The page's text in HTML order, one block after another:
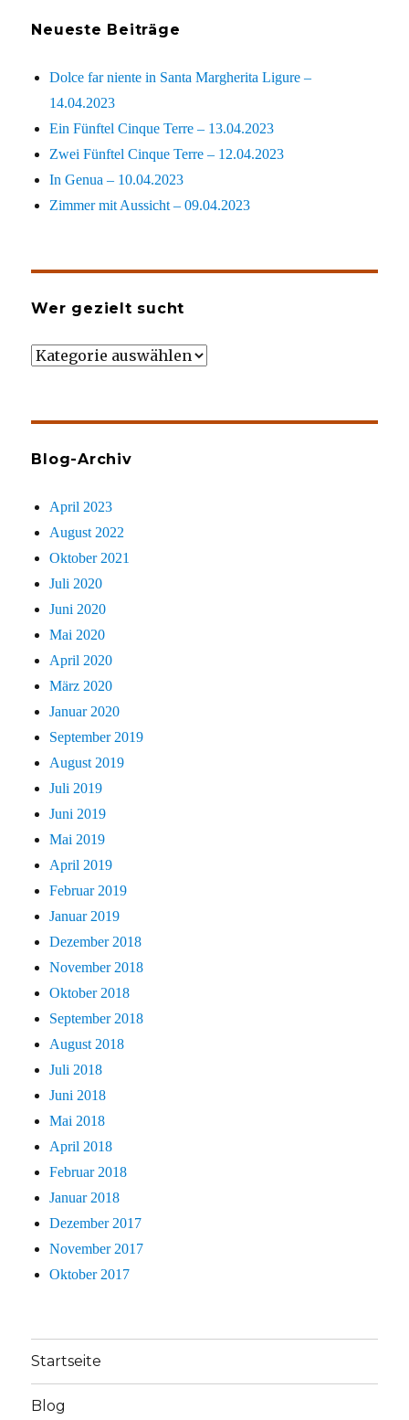
Neueste Beiträge
Dolce far niente in Santa Margherita Ligure –
14.04.2023
Ein Fünftel Cinque Terre – 13.04.2023
Zwei Fünftel Cinque Terre – 12.04.2023
In Genua – 10.04.2023
Zimmer mit Aussicht – 09.04.2023
Wer gezielt sucht
Wer
Blog-Archiv
April 2023
August 2022
Oktober 2021
Juli 2020
Juni 2020
Mai 2020
April 2020
März 2020
Januar 2020
September 2019
August 2019
Juli 2019
Juni 2019
Mai 2019
April 2019
Februar 2019
Januar 2019
Dezember 2018
November 2018
Oktober 2018
September 2018
August 2018
Juli 2018
Juni 2018
Mai 2018
April 2018
Februar 2018
Januar 2018
Dezember 2017
November 2017
Oktober 2017
Startseite
Blog